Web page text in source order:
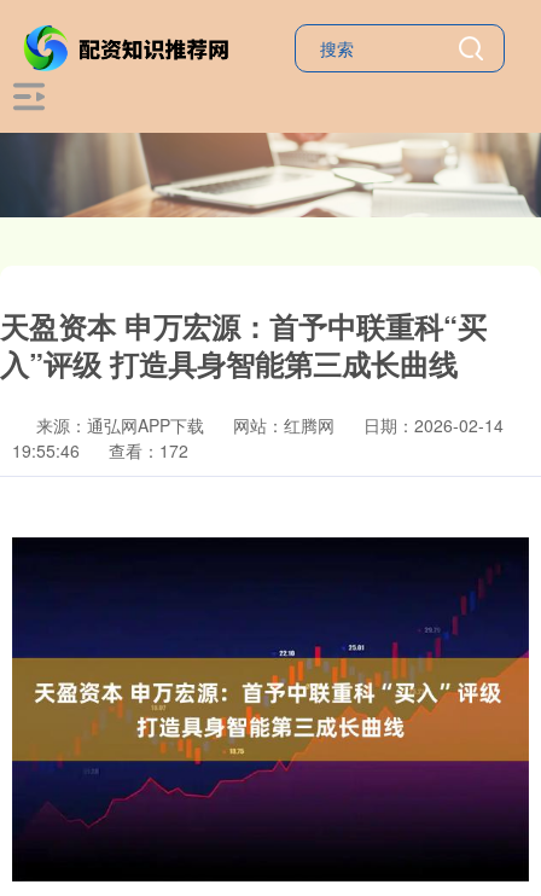
天盈资本 申万宏源：首予中联重科“买
入”评级 打造具身智能第三成长曲线
来源：通弘网APP下载 网站：红腾网
日期：2026-02-14
19:55:46
查看：172